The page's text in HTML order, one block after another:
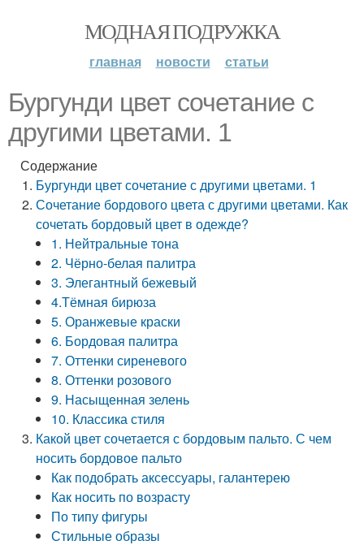
МОДНАЯ ПОДРУЖКА
главная новости статьи
Бургунди цвет сочетание с
другими цветами. 1
Содержание
Бургунди цвет сочетание с другими цветами. 1
Сочетание бордового цвета с другими цветами. Как
сочетать бордовый цвет в одежде?
1. Нейтральные тона
2. Чёрно-белая палитра
3. Элегантный бежевый
4.Тёмная бирюза
5. Оранжевые краски
6. Бордовая палитра
7. Оттенки сиреневого
8. Оттенки розового
9. Насыщенная зелень
10. Классика стиля
Какой цвет сочетается с бордовым пальто. С чем
носить бордовое пальто
Как подобрать аксессуары, галантерею
Как носить по возрасту
По типу фигуры
Стильные образы